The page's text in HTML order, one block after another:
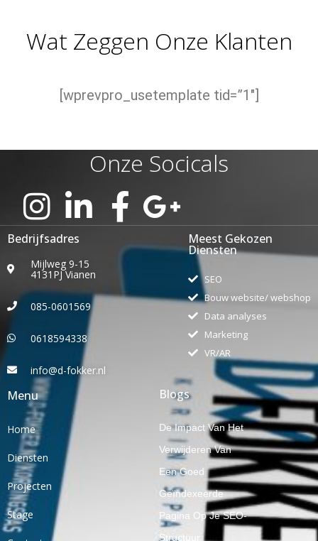
Wat Zeggen Onze Klanten
[wprevpro_usetemplate tid=”1″]
Onze Socicals
Bedrijfsadres
Mijlweg 9-15
4131PJ Vianen
085-0601569
0618594338
info@d-fokker.nl
Meest Gekozen
Diensten
SEO
Bouw website/ webshop
Data analyses
Marketing
VR/AR
Menu
Home
Diensten
Projecten
Stage
Blogs
De Impact Van Het
Verwijderen Van
Een Goed
Geïndexeerde
Pagina Op Je SEO-
Structuur